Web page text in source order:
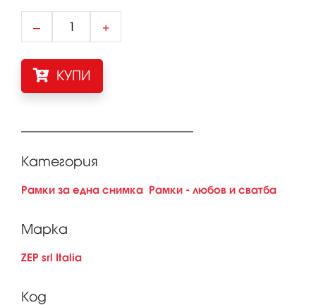
– +
КУПИ
Категория
Рамки за една снимка Рамки - любов и сватба
Марка
ZEP srl Italia
Код